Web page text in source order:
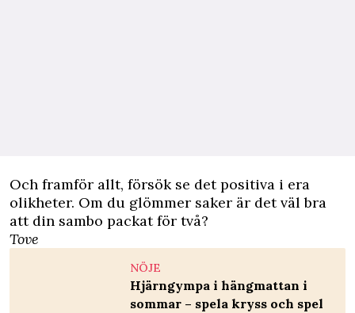
Och framför allt, försök se det positiva i era
olikheter. Om du glömmer saker är det väl bra
att din sambo packat för två?
Tove
NÖJE
Hjärngympa i hängmattan i
sommar – spela kryss och spel